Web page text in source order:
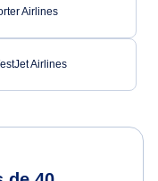
Airlines
Airlines